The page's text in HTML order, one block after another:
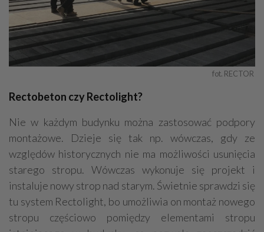
fot. RECTOR
Rectobeton czy Rectolight?
Nie w każdym budynku można zastosować podpory
montażowe. Dzieje się tak np. wówczas, gdy ze
względów historycznych nie ma możliwości usunięcia
starego stropu. Wówczas wykonuje się projekt i
instaluje nowy strop nad starym. Świetnie sprawdzi się
tu system Rectolight, bo umożliwia on montaż nowego
stropu częściowo pomiędzy elementami stropu